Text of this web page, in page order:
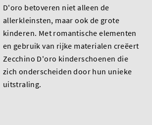
D'oro betoveren niet alleen de
allerkleinsten, maar ook de grote
kinderen. Met romantische elementen
en gebruik van rijke materialen creëert
Zecchino D'oro kinderschoenen die
zich onderscheiden door hun unieke
uitstraling.